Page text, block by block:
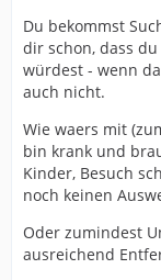
Du bekommst
dir schon, dass
würdest - wenn
auch nicht.
Wie waers mit
bin krank und
Kinder, Besuch
noch keinen
Oder zumindest
ausreichend